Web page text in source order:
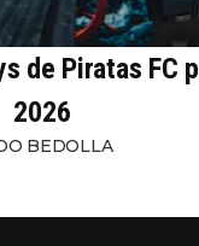
de Piratas FC
2026
BEDOLLA